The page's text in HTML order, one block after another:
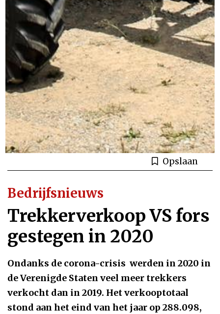
Opslaan
Bedrijfsnieuws
Trekkerverkoop VS fors
gestegen in 2020
Ondanks de corona-crisis werden in 2020 in
de Verenigde Staten veel meer trekkers
verkocht dan in 2019. Het verkooptotaal
stond aan het eind van het jaar op 288.098,